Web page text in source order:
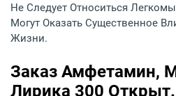
Не Следует Относиться
Могут Оказать Существенное
Жизни.
Заказ Амфетамин,
Лирика 300